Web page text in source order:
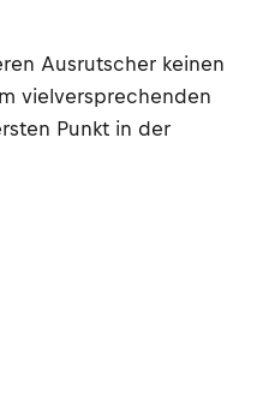
Ausrutscher keinen
vielversprechenden
Punkt in der